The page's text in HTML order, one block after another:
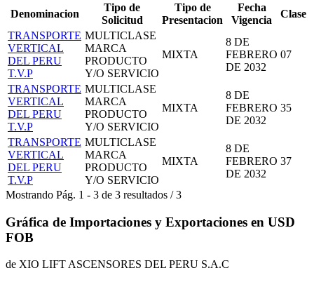
Denominacion
Tipo de
Solicitud
Tipo de
Presentacion
Fecha
Vigencia
Clase
TRANSPORTE
VERTICAL
DEL PERU
T.V.P
MULTICLASE
MARCA
PRODUCTO
Y/O SERVICIO
MIXTA
8 DE
FEBRERO
DE 2032
07
TRANSPORTE
VERTICAL
DEL PERU
T.V.P
MULTICLASE
MARCA
PRODUCTO
Y/O SERVICIO
MIXTA
8 DE
FEBRERO
DE 2032
35
TRANSPORTE
VERTICAL
DEL PERU
T.V.P
MULTICLASE
MARCA
PRODUCTO
Y/O SERVICIO
MIXTA
8 DE
FEBRERO
DE 2032
37
Mostrando Pág. 1 - 3 de 3 resultados /3
Gráfica de Importaciones y Exportaciones en USD
FOB
de XIO LIFT ASCENSORES DEL PERU S.A.C